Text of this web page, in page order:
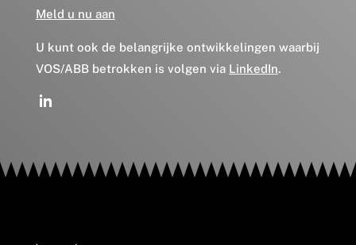
Meld u nu aan
U kunt ook de belangrijke ontwikkelingen waarbij
VOS/ABB betrokken is volgen via LinkedIn.